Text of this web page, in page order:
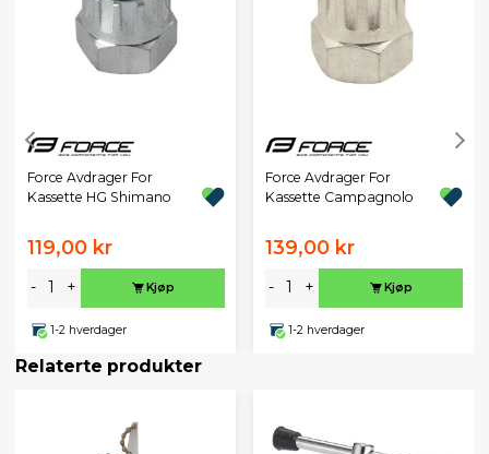
Force Avdrager For
Kassette HG Shimano
119,00 kr
- + Kjøp
1-2 hverdager
Force Avdrager For
Kassette Campagnolo
139,00 kr
- + Kjøp
1-2 hverdager
Relaterte produkter